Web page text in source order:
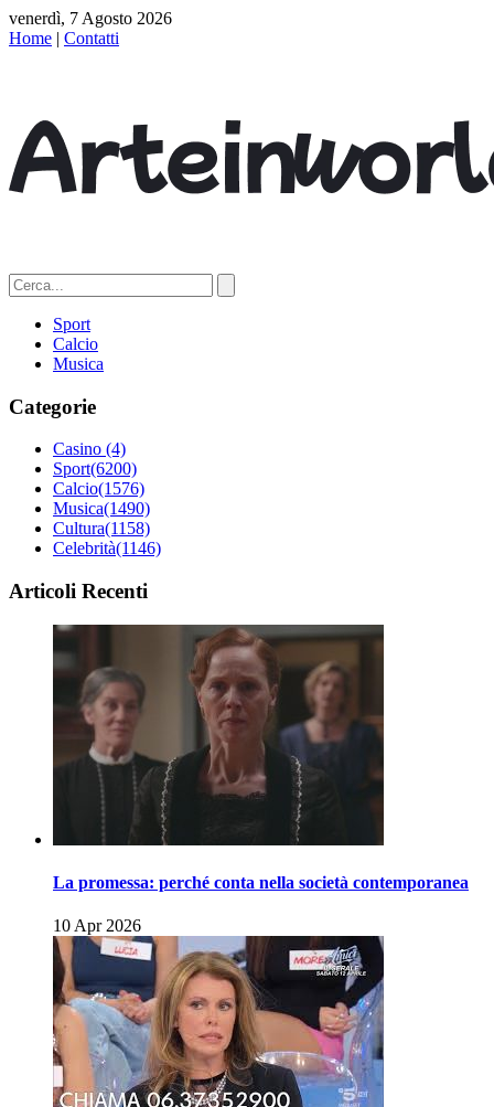
venerdì, 7 Agosto 2026
Home | Contatti
Sport
Calcio
Musica
Categorie
Casino (4)
Sport(6200)
Calcio(1576)
Musica(1490)
Cultura(1158)
Celebrità(1146)
Articoli Recenti
La promessa: perché conta nella società contemporanea
10 Apr 2026